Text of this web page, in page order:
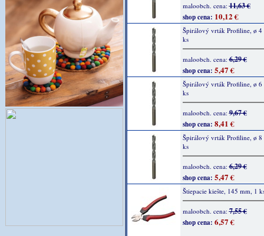
maloobch. cena:11,63 €
shop cena: 10,12 €
Špirálový vrták Profiline, ø 4
ks
maloobch. cena:6,29 €
shop cena: 5,47 €
Špirálový vrták Profiline, ø 6
ks
maloobch. cena:9,67 €
shop cena: 8,41 €
Špirálový vrták Profiline, ø 8
ks
maloobch. cena:6,29 €
shop cena: 5,47 €
Štiepacie kiešte, 145 mm, 1
maloobch. cena:7,55 €
shop cena: 6,57 €